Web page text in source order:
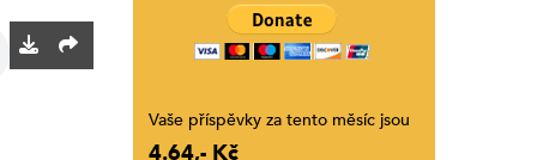
Vaše příspěvky za tento měsíc jsou
4.64,- Kč